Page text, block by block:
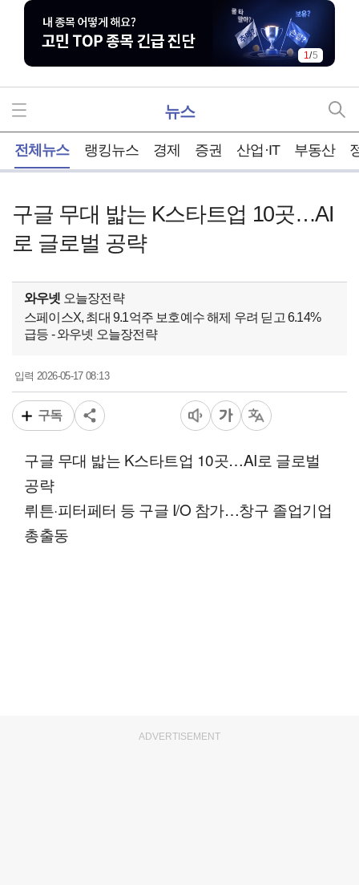
1/5
뉴스
전체뉴스 랭킹뉴스 경제 증권 산업·IT 부동산
구글 무대 밟는 K스타트업 10곳…AI
로 글로벌 공략
와우넷 오늘장전략
스페이스X, 최대 9.1억주 보호예수 해제 우려 딛고 6.14%
급등 - 와우넷 오늘장전략
입력2026-05-17 08:13
구독
구글 무대 밟는 K스타트업 10곳…AI로 글로벌
공략
뤼튼·피터페터 등 구글 I/O 참가…창구 졸업기업
총출동
ADVERTISEMENT